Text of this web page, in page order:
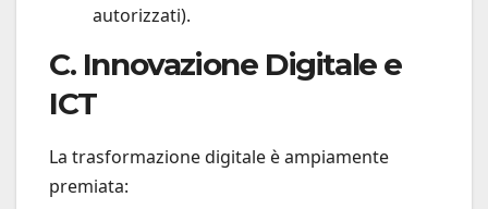
autorizzati).
C. Innovazione Digitale e
ICT
La trasformazione digitale è ampiamente
premiata: